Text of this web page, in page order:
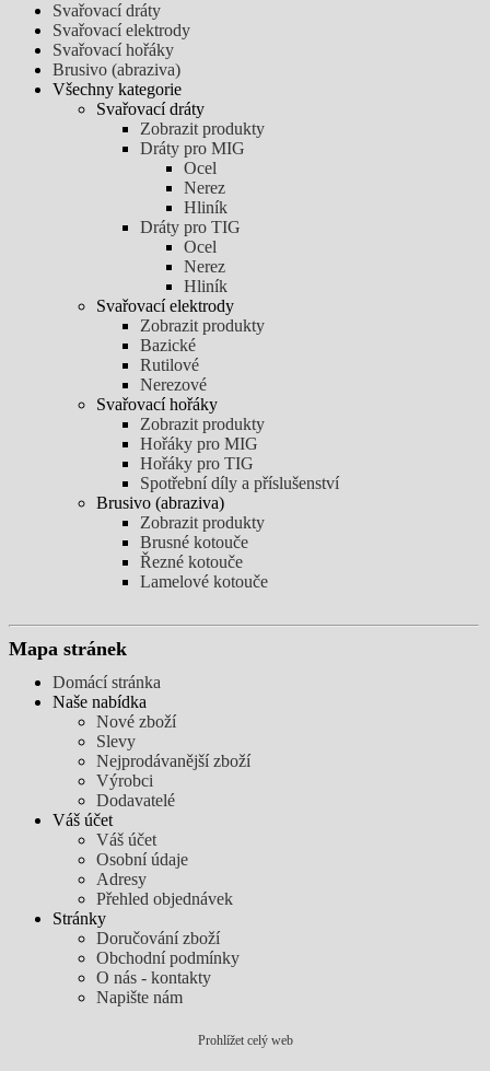
Svařovací dráty
Svařovací elektrody
Svařovací hořáky
Brusivo (abraziva)
Všechny kategorie
Svařovací dráty
Zobrazit produkty
Dráty pro MIG
Ocel
Nerez
Hliník
Dráty pro TIG
Ocel
Nerez
Hliník
Svařovací elektrody
Zobrazit produkty
Bazické
Rutilové
Nerezové
Svařovací hořáky
Zobrazit produkty
Hořáky pro MIG
Hořáky pro TIG
Spotřební díly a příslušenství
Brusivo (abraziva)
Zobrazit produkty
Brusné kotouče
Řezné kotouče
Lamelové kotouče
Mapa stránek
Domácí stránka
Naše nabídka
Nové zboží
Slevy
Nejprodávanější zboží
Výrobci
Dodavatelé
Váš účet
Váš účet
Osobní údaje
Adresy
Přehled objednávek
Stránky
Doručování zboží
Obchodní podmínky
O nás - kontakty
Napište nám
Prohlížet celý web